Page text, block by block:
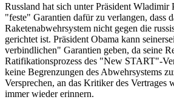
Russland hat sich unter Präsident Wladimir
"feste" Garantien dafür zu verlangen, dass
Raketenabwehrsystem nicht gegen die
gerichtet ist. Präsident Obama kann
verbindlichen" Garantien geben, da seine
Ratifikationsprozess des "New START"-
keine Begrenzungen des Abwehrsystems
Versprechen, an das Kritiker des Vertrages
immer wieder erinnern.